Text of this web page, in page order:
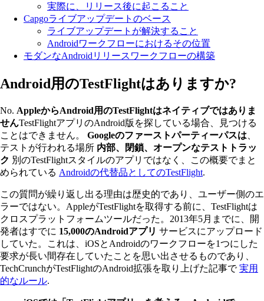
実際に、リリース後に起こること
Capgoライブアップデートのベース
ライブアップデートが解決すること
Androidワークフローにおけるその位置
モダンなAndroidリリースワークフローの構築
Android用のTestFlightはありますか?
No. AppleからAndroid用のTestFlightはネイティブではありま
せんTestFlightアプリのAndroid版を探している場合、見つける
ことはできません。 Googleのファーストパーティーパスは
テストが行われる場所 内部、閉鎖、オープンなテストトラッ
ク 別のTestFlightスタイルのアプリではなく、この概要でまと
められている Androidの代替品としてのTestFlight.
この質問が繰り返し出る理由は歴史的であり、ユーザー側のエ
ラーではない。AppleがTestFlightを取得する前に、TestFlightは
クロスプラットフォームツールだった。2013年5月までに、開
発者はすでに 15,000のAndroidアプリ サービスにアップロード
していた。これは、iOSとAndroidのワークフローを1つにした
要求が長い間存在していたことを思い出させるものであり、
TechCrunchがTestFlightのAndroid拡張を取り上げた記事で実用
的なルール.